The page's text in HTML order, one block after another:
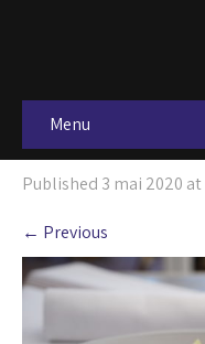
Menu
Published 3 mai 2020 at
← Previous